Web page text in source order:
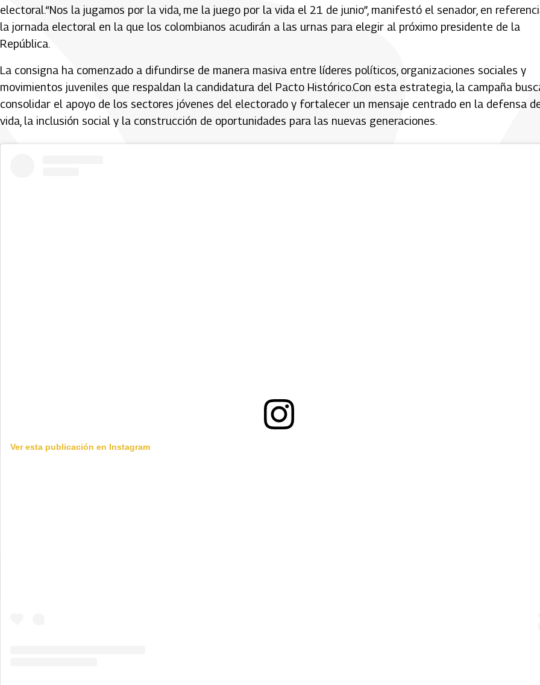
electoral.“Nos la jugamos por la vida, me la juego por la vida el 21 de junio”, manifestó el senador, en
la jornada electoral en la que los colombianos acudirán a las urnas para elegir al próximo presidente de la
República.
La consigna ha comenzado a difundirse de manera masiva entre líderes políticos, organizaciones sociales y
movimientos juveniles que respaldan la candidatura del Pacto Histórico.Con esta estrategia, la campaña
consolidar el apoyo de los sectores jóvenes del electorado y fortalecer un mensaje centrado en la defensa
vida, la inclusión social y la construcción de oportunidades para las nuevas generaciones.
Ver esta publicación en Instagram